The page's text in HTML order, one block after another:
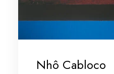
Nhô Cabloco